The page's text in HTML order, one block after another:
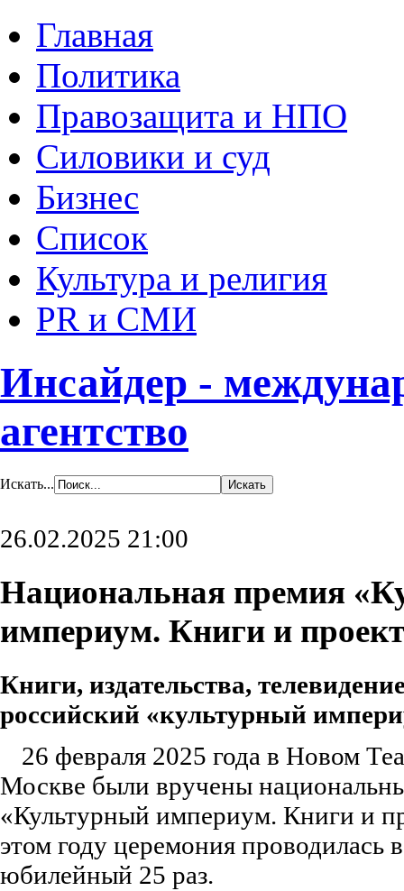
Главная
Политика
Правозащита и НПО
Силовики и суд
Бизнес
Список
Культура и религия
PR и СМИ
Инсайдер -
агентство
Искать...
26.02.2025 21:00
Национальная премия
империум. Книги и
Книги, издательства,
российский «культурный
26 февраля 2025 года в Новом
Москве были вручены
«Культурный империум. Книги и
этом году церемония проводилась в
юбилейный 25 раз.